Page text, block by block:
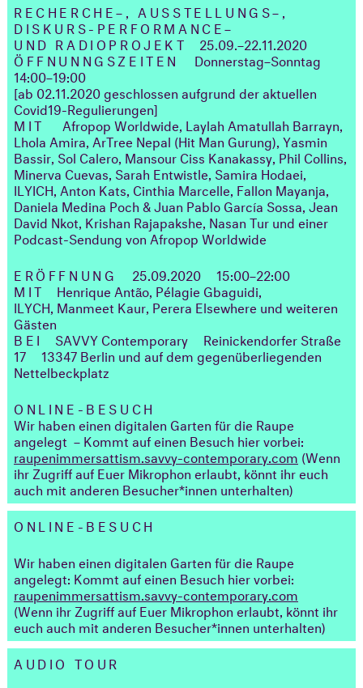
RECHERCHE–, AUSSTELLUNGS–,
DISKURS-PERFORMANCE–
UND RADIO PROJEKT
25.09.–22.11.2020
ÖFFNUNNGSZEITEN
Donnerstag–Sonntag
14:00–19:00
[ab 02.11.2020 geschlossen aufgrund der aktuellen
Covid19-Regulierungen]
MIT
Afropop Worldwide, Laylah Amatullah Barrayn,
Lhola Amira, ArTree Nepal (Hit Man Gurung), Yasmin
Bassir, Sol Calero, Mansour Ciss Kanakassy, Phil Collins,
Minerva Cuevas, Sarah Entwistle, Samira Hodaei,
ILYICH, Anton Kats, Cinthia Marcelle, Fallon Mayanja,
Daniela Medina Poch & Juan Pablo García Sossa, Jean
David Nkot, Krishan Rajapakshe, Nasan Tur und einer
Podcast-Sendung von Afropop Worldwide
ERÖFFNUNG
25.09.2020
15:00–22:00
MIT
Henrique Antão, Pélagie Gbaguidi,
ILYCH, Manmeet Kaur, Perera Elsewhere und weiteren
Gästen
BEI
SAVVY Contemporary
Reinickendorfer Straße
17
13347 Berlin und auf dem gegenüberliegenden
Nettelbeckplatz
ONLINE-BESUCH
Wir haben einen digitalen Garten für die Raupe
angelegt – Kommt auf einen Besuch hier vorbei:
raupenimmersattism.savvy-contemporary.com (Wenn
ihr Zugriff auf Euer Mikrophon erlaubt, könnt ihr euch
auch mit anderen Besucher*innen unterhalten)
ONLINE-BESUCH
Wir haben einen digitalen Garten für die Raupe
angelegt: Kommt auf einen Besuch hier vorbei:
raupenimmersattism.savvy-contemporary.com
(Wenn ihr Zugriff auf Euer Mikrophon erlaubt, könnt ihr
euch auch mit anderen Besucher*innen unterhalten)
AUDIO TOUR